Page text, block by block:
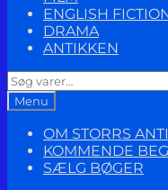
ENGLISH
DRAMA
ANTIKKEN
Søg
efter:
Menu
OM STORRS
KOMMENDE
SÆLG BØGER